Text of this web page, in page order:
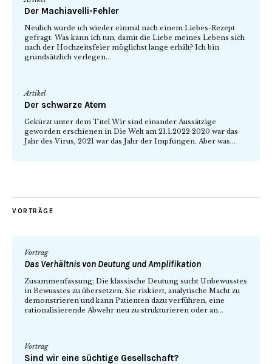
Der Machiavelli-Fehler
Neulich wurde ich wieder einmal nach einem Liebes-Rezept
gefragt: Was kann ich tun, damit die Liebe meines Lebens sich
nach der Hochzeitsfeier möglichst lange erhält? Ich bin
grundsätzlich verlegen...
Artikel
Der schwarze Atem
Gekürzt unter dem Titel Wir sind einander Aussätzige
geworden erschienen in Die Welt am 21.1.2022 2020 war das
Jahr des Virus, 2021 war das Jahr der Impfungen. Aber was...
VORTRÄGE
Vortrag
Das Verhältnis von Deutung und Amplifikation
Zusammenfassung: Die klassische Deutung sucht Unbewusstes
in Bewusstes zu übersetzen. Sie riskiert, analytische Macht zu
demonstrieren und kann Patienten dazu verführen, eine
rationalisierende Abwehr neu zu strukturieren oder an...
Vortrag
Sind wir eine süchtige Gesellschaft?